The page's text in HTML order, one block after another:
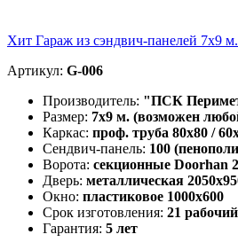
Хит Гараж из сэндвич-панелей 7х9
Артикул: G-006
Производитель: "ПСК
Размер: 7х9 м. (возможен
Каркас: проф. труба 80х80 /
Сендвич-панель: 100
Ворота: секционные Doorhan
Дверь: металлическая
Окно: пластиковое 1000х600
Срок изготовления: 21
Гарантия: 5 лет